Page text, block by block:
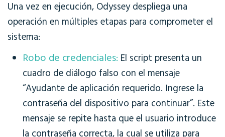
Una vez en ejecución, Odyssey despliega una
operación en múltiples etapas para comprometer el
sistema:
Robo de credenciales: El script presenta un
cuadro de diálogo falso con el mensaje
“Ayudante de aplicación requerido. Ingrese la
contraseña del dispositivo para continuar”. Este
mensaje se repite hasta que el usuario introduce
la contraseña correcta, la cual se utiliza para